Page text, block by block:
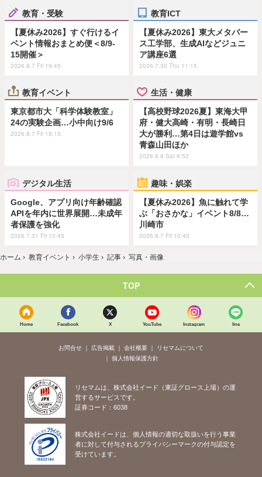
教育・受験
【夏休み2026】すぐ行けるイ
ベント情報おまとめ便＜8/9-
15開催＞
2026.8.7 Fri 19:45
教育ICT
【夏休み2026】東大メタバー
ス工学部、生成AIなどジュニ
ア講座6選
2026.7.30 Thu 11:15
教育イベント
東京都市大「科学体験教室」
24の実験企画…小中向け9/6
2026.8.7 Fri 18:15
生活・健康
【高校野球2026夏】東海大甲
府・健大高崎・有明・長崎日
大が勝利…第4日は遊学館vs
青森山田ほか
2026.8.8 Sat 9:52
デジタル生活
Google、アプリ向け年齢確認
APIを年内に世界展開…未成年
者保護を強化
2026.7.31 Fri 13:45
趣味・娯楽
【夏休み2026】魚に触れて学
ぶ「おさかな」イベント8/8…
川崎市
2026.8.7 Fri 10:45
ホーム › 教育イベント › 小学生 › 記事 › 写真・画像
TOP
Home Facebook X YouTube Instagram line
お問合せ 広告掲載 会社概要
リセマムについて
個人情報保護方針
リセマムは、株式会社イード（東証グロース上場）の運
営するサービスです。
証券コード：6038
株式会社イードは、個人情報の適切な取扱いを行う事業
者に対して付与されるプライバシーマークの付与認定を
受けています。